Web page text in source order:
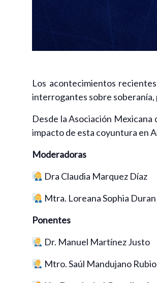
Los acontecimientos
interrogantes sobre
Desde la Asociación
impacto de esta coyuntura en
Moderadoras
Dra Claudia Marquez Díaz
Mtra. Loreana Sophia
Ponentes
Dr. Manuel Martínez Justo
Mtro. Saúl Mandujano Rubio